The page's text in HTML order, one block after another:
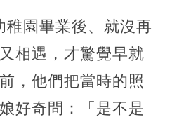
稚園畢業後、就沒再
相遇，才驚覺早就
，他們把當時的照
好奇問：「是不是